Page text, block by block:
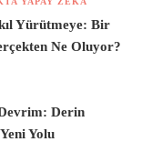
Yürütmeye: Bir
Ne Oluyor?
Derin
Yolu